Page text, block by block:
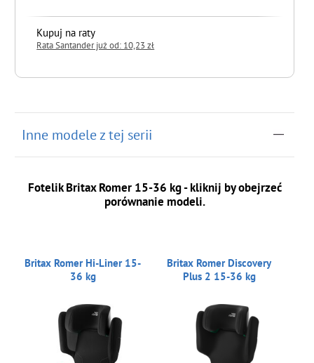
Kupuj na raty
Rata Santander już od: 10,23 zł
Inne modele z tej serii
Fotelik Britax Romer 15-36 kg - kliknij by obejrzeć
porównanie modeli.
Britax Romer Hi-Liner 15-
36 kg
Britax Romer Discovery
Plus 2 15-36 kg